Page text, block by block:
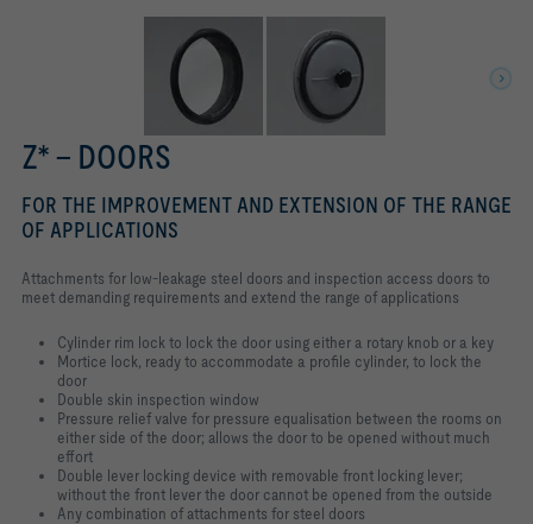
Z* – DOORS
FOR THE IMPROVEMENT AND EXTENSION OF THE RANGE
OF APPLICATIONS
Attachments for low-leakage steel doors and inspection access doors to
meet demanding requirements and extend the range of applications
Cylinder rim lock to lock the door using either a rotary knob or a key
Mortice lock, ready to accommodate a profile cylinder, to lock the
door
Double skin inspection window
Pressure relief valve for pressure equalisation between the rooms on
either side of the door; allows the door to be opened without much
effort
Double lever locking device with removable front locking lever;
without the front lever the door cannot be opened from the outside
Any combination of attachments for steel doors